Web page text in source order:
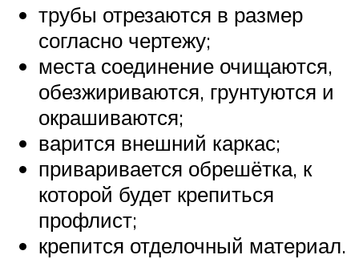
трубы отрезаются в размер
согласно чертежу;
места соединение очищаются,
обезжириваются, грунтуются и
окрашиваются;
варится внешний каркас;
приваривается обрешётка, к
которой будет крепиться
профлист;
крепится отделочный материал.